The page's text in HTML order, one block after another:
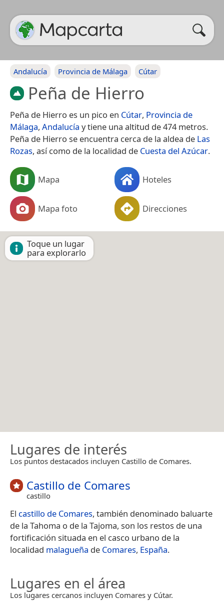
Andalucía Provincia de Málaga Cútar
Peña de Hierro
Peña de Hierro es un pico en Cútar, Provincia de
Málaga, Andalucía y tiene una altitud de 474 metros.
Peña de Hierro se encuentra cerca de la aldea de Las
Rozas, así como de la localidad de Cuesta del Azúcar.
Mapa Hoteles
Mapa foto Direcciones
Toque un lugar
para explorarlo
Lugares de interés
Los puntos destacados incluyen Castillo de Comares.
Castillo de Comares
castillo
El castillo de Comares, también denominado baluarte
de la Tahoma o de la Tajoma, son los restos de una
fortificación situada en el casco urbano de la
localidad malagueña de Comares, España.
Lugares en el área
Los lugares cercanos incluyen Comares y Cútar.